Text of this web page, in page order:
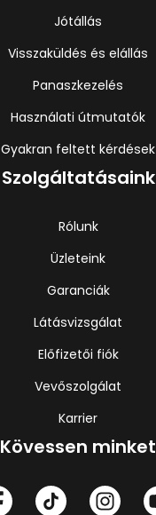
Jótállás
Visszaküldés és elállás
Panaszkezelés
Használati útmutatók
Gyakran feltett kérdések
Szolgáltatásaink
Rólunk
Üzleteink
Garanciák
Látásvizsgálat
Előfizetői fiók
Vevőszolgálat
Karrier
Kövessen minket